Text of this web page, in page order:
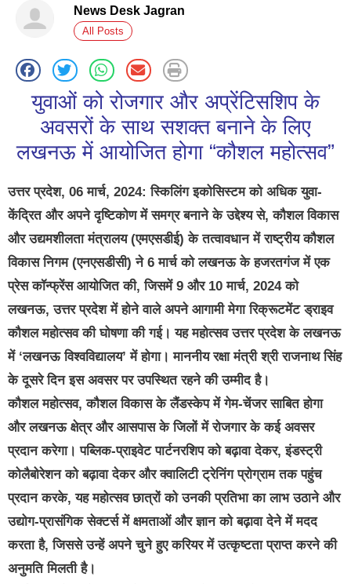
News Desk Jagran
All Posts
युवाओं को रोजगार और अप्रेंटिसशिप के
अवसरों के साथ सशक्त बनाने के लिए
लखनऊ में आयोजित होगा “कौशल महोत्सव”
उत्तर प्रदेश, 06 मार्च, 2024: स्किलिंग इकोसिस्टम को अधिक युवा-
केंद्रित और अपने दृष्टिकोण में समग्र बनाने के उद्देश्य से, कौशल विकास
और उद्यमशीलता मंत्रालय (एमएसडीई) के तत्वावधान में राष्ट्रीय कौशल
विकास निगम (एनएसडीसी) ने 6 मार्च को लखनऊ के हजरतगंज में एक
प्रेस कॉन्फ्रेंस आयोजित की, जिसमें 9 और 10 मार्च, 2024 को
लखनऊ, उत्तर प्रदेश में होने वाले अपने आगामी मेगा रिक्रूटमेंट ड्राइव
कौशल महोत्सव की घोषणा की गई। यह महोत्सव उत्तर प्रदेश के लखनऊ
में ‘लखनऊ विश्वविद्यालय’ में होगा। माननीय रक्षा मंत्री श्री राजनाथ सिंह
के दूसरे दिन इस अवसर पर उपस्थित रहने की उम्मीद है।
कौशल महोत्सव, कौशल विकास के लैंडस्केप में गेम-चेंजर साबित होगा
और लखनऊ क्षेत्र और आसपास के जिलों में रोजगार के कई अवसर
प्रदान करेगा। पब्लिक-प्राइवेट पार्टनरशिप को बढ़ावा देकर, इंडस्ट्री
कोलैबोरेशन को बढ़ावा देकर और क्वालिटी ट्रेनिंग प्रोग्राम तक पहुंच
प्रदान करके, यह महोत्सव छात्रों को उनकी प्रतिभा का लाभ उठाने और
उद्योग-प्रासंगिक सेक्टर्स में क्षमताओं और ज्ञान को बढ़ावा देने में मदद
करता है, जिससे उन्हें अपने चुने हुए करियर में उत्कृष्टता प्राप्त करने की
अनुमति मिलती है।